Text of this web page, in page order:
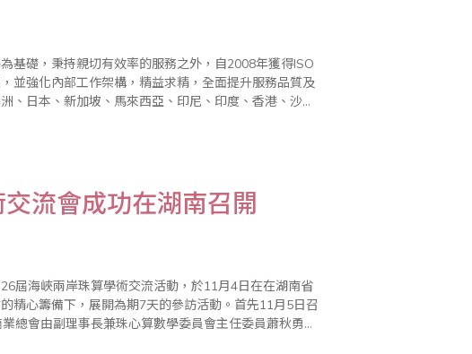
基礎，秉持親切有效率的服務之外，自2008年獲得ISO
並強化內部工作架構，精益求精，全面提升服務品質及
、日本、新加坡、馬來西亞、印尼、印度、香港、沙烏
流會成功在湖南召開
屆海峽兩岸珠算學術交流活動，於11月4日在在湖南省
精心籌備下，展開為期7天的參訪活動。首先11月5日召
總會由副理事長兼珠心算數學委員會主任委員蕭秋勇率